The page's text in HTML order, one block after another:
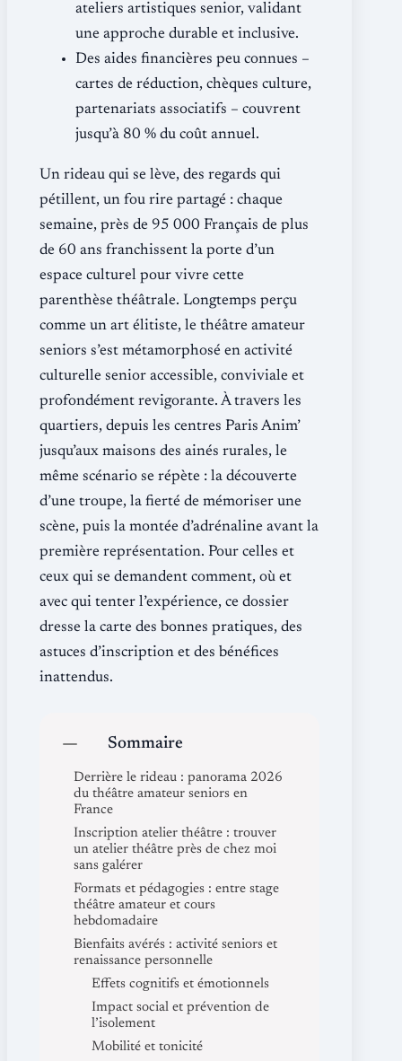
ateliers artistiques senior, validant
une approche durable et inclusive.
Des aides financières peu connues –
cartes de réduction, chèques culture,
partenariats associatifs – couvrent
jusqu’à 80 % du coût annuel.
Un rideau qui se lève, des regards qui
pétillent, un fou rire partagé : chaque
semaine, près de 95 000 Français de plus
de 60 ans franchissent la porte d’un
espace culturel pour vivre cette
parenthèse théâtrale. Longtemps perçu
comme un art élitiste, le théâtre amateur
seniors s’est métamorphosé en activité
culturelle senior accessible, conviviale et
profondément revigorante. À travers les
quartiers, depuis les centres Paris Anim’
jusqu’aux maisons des ainés rurales, le
même scénario se répète : la découverte
d’une troupe, la fierté de mémoriser une
scène, puis la montée d’adrénaline avant la
première représentation. Pour celles et
ceux qui se demandent comment, où et
avec qui tenter l’expérience, ce dossier
dresse la carte des bonnes pratiques, des
astuces d’inscription et des bénéfices
inattendus.
Sommaire
Derrière le rideau : panorama 2026
du théâtre amateur seniors en
France
Inscription atelier théâtre : trouver
un atelier théâtre près de chez moi
sans galérer
Formats et pédagogies : entre stage
théâtre amateur et cours
hebdomadaire
Bienfaits avérés : activité seniors et
renaissance personnelle
Effets cognitifs et émotionnels
Impact social et prévention de
l’isolement
Mobilité et tonicité